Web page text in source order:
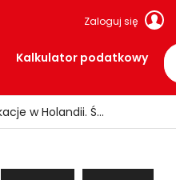
Zaloguj się
Kalkulator podatkowy
20 bezpłatnych atrakcji na wakacje w Holandii. Świetne miejsca, za które nie trzeba płacić